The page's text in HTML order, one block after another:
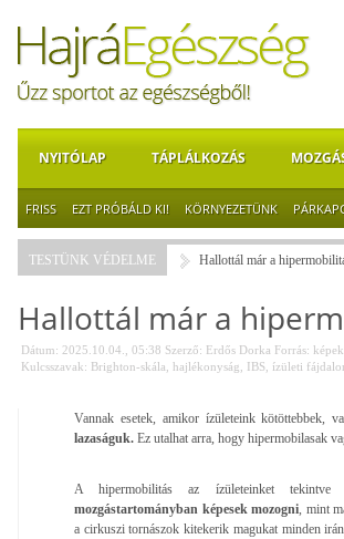
NYITÓLAP TÁPLÁLKOZÁS
FRISS EZT PRÓBÁLD KI! KÖRNYEZETÜNK
TESTÜNK VÉDELME Hallottál már a
Hallottál már a
Dátum: 2025.10.04., 05:38 Szerző: Erdős Dorka Forrás:
Kulcsszavak: Brighton-skála hajlékonyság IBS ízületi
Vannak esetek, amikor ízületeink kötöttebbek,
lazaságuk. Ez utalhat arra, hogy hipermobilasak
A hipermobilitás az ízületeinket
mozgástartományban képesek mozogni , mint
a cirkuszi tornászok kitekerik magukat minden